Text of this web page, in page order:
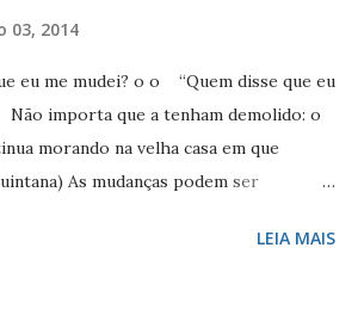
03, 2014
eu me mudei? o o “Quem disse que eu
importa que a tenham demolido: o
morando na velha casa em que
As mudanças podem ser
dolorosos - tristeza, medo,LEIA MAIS